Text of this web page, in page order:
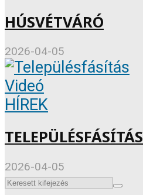
HÚSVÉTVÁRÓ
2026-04-05
Videó
HÍREK
TELEPÜLÉSFÁSÍTÁS
2026-04-05